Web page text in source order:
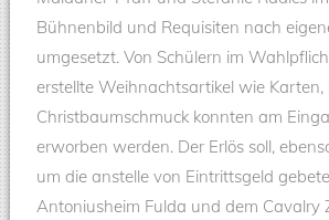
Bühnenbild und Requisiten nach
umgesetzt. Von Schülern im
erstellte Weihnachtsartikel wie
Christbaumschmuck konnten am
erworben werden. Der Erlös soll,
um die anstelle von Eintrittsgeld
Antoniusheim Fulda und dem Cavalry